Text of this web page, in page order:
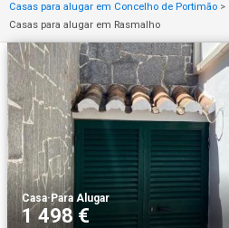
Casas para alugar em Concelho de Portimão >
Casas para alugar em Rasmalho
Casa· Para Alugar
1 498 €